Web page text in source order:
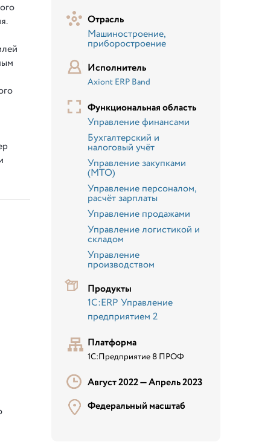
Отрасль
Машиностроение,
приборостроение
Исполнитель
Axiont ERP Band
Функциональная область
Управление финансами
Бухгалтерский и
налоговый учёт
Управление закупками
(МТО)
Управление персоналом,
расчёт зарплаты
Управление продажами
Управление логистикой и
складом
Управление
производством
Продукты
1С:ERP Управление
предприятием 2
Платформа
1С:Предприятие 8 ПРОФ
Август 2022 —Апрель 2023
Федеральный масштаб